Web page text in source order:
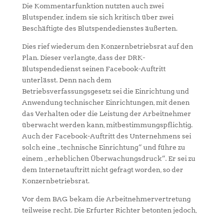
Die Kommentarfunktion nutzten auch zwei
Blutspender, indem sie sich kritisch über zwei
Beschäftigte des Blutspendedienstes äußerten.
Dies rief wiederum den Konzernbetriebsrat auf den
Plan. Dieser verlangte, dass der DRK-
Blutspendedienst seinen Facebook-Auftritt
unterlässt. Denn nach dem
Betriebsverfassungsgesetz sei die Einrichtung und
Anwendung technischer Einrichtungen, mit denen
das Verhalten oder die Leistung der Arbeitnehmer
überwacht werden kann, mitbestimmungspflichtig.
Auch der Facebook-Auftritt des Unternehmens sei
solch eine „technische Einrichtung“ und führe zu
einem „erheblichen Überwachungsdruck“. Er sei zu
dem Internetauftritt nicht gefragt worden, so der
Konzernbetriebsrat.
Vor dem BAG bekam die Arbeitnehmervertretung
teilweise recht. Die Erfurter Richter betonten jedoch,